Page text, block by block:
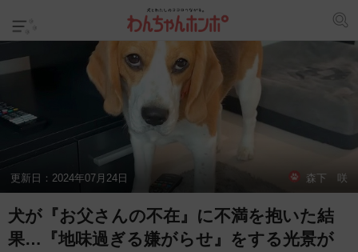
更新日： 2024年07月24日 森下 咲
犬が『お父さんの不在』に不満を抱いた結
果…『地味過ぎる嫌がらせ』をする光景が